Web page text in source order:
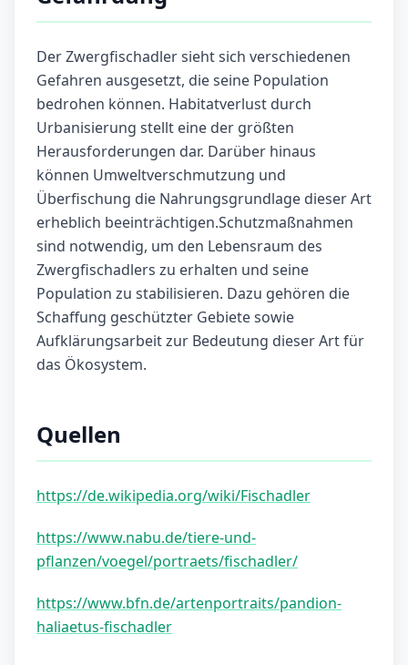
Der Zwergfischadler sieht sich verschiedenen
Gefahren ausgesetzt, die seine Population
bedrohen können. Habitatverlust durch
Urbanisierung stellt eine der größten
Herausforderungen dar. Darüber hinaus
können Umweltverschmutzung und
Überfischung die Nahrungsgrundlage dieser Art
erheblich beeinträchtigen.Schutzmaßnahmen
sind notwendig, um den Lebensraum des
Zwergfischadlers zu erhalten und seine
Population zu stabilisieren. Dazu gehören die
Schaffung geschützter Gebiete sowie
Aufklärungsarbeit zur Bedeutung dieser Art für
das Ökosystem.
Quellen
https://de.wikipedia.org/wiki/Fischadler
https://www.nabu.de/tiere-und-
pflanzen/voegel/portraets/fischadler/
https://www.bfn.de/artenportraits/pandion-
haliaetus-fischadler